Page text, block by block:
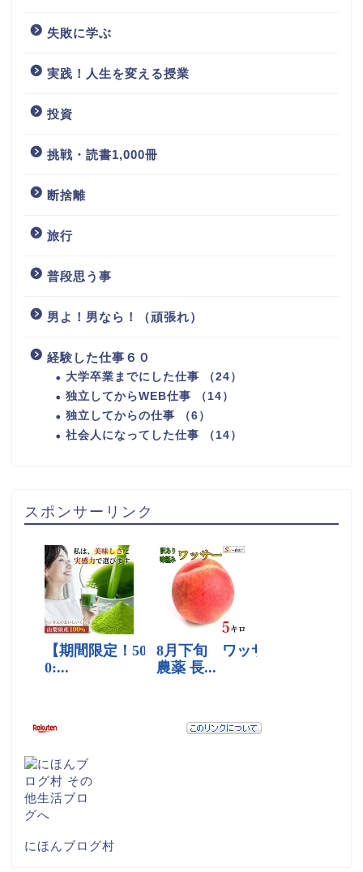
失敗に学ぶ
実践！人生を変える授業
投資
挑戦・読書1,000冊
断捨離
旅行
普段思う事
男よ！男なら！（頑張れ）
経験した仕事６０
大学卒業までにした仕事 （24）
独立してからWEB仕事 （14）
独立してからの仕事 （6）
社会人になってした仕事 （14）
スポンサーリンク
にほんブログ村